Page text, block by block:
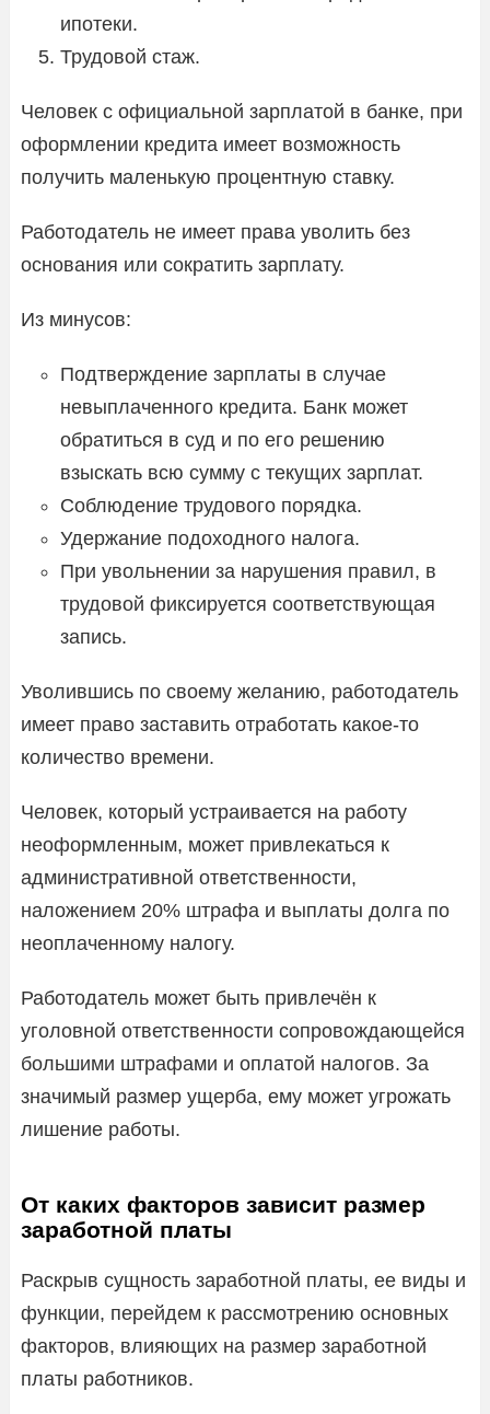
ипотеки.
Трудовой стаж.
Человек с официальной зарплатой в банке, при
оформлении кредита имеет возможность
получить маленькую процентную ставку.
Работодатель не имеет права уволить без
основания или сократить зарплату.
Из минусов:
Подтверждение зарплаты в случае
невыплаченного кредита. Банк может
обратиться в суд и по его решению
взыскать всю сумму с текущих зарплат.
Соблюдение трудового порядка.
Удержание подоходного налога.
При увольнении за нарушения правил, в
трудовой фиксируется соответствующая
запись.
Уволившись по своему желанию, работодатель
имеет право заставить отработать какое-то
количество времени.
Человек, который устраивается на работу
неоформленным, может привлекаться к
административной ответственности,
наложением 20% штрафа и выплаты долга по
неоплаченному налогу.
Работодатель может быть привлечён к
уголовной ответственности сопровождающейся
большими штрафами и оплатой налогов. За
значимый размер ущерба, ему может угрожать
лишение работы.
От каких факторов зависит размер
заработной платы
Раскрыв сущность заработной платы, ее виды и
функции, перейдем к рассмотрению основных
факторов, влияющих на размер заработной
платы работников.